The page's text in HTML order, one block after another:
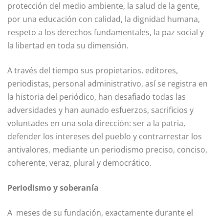
protección del medio ambiente, la salud de la gente,
por una educación con calidad, la dignidad humana,
respeto a los derechos fundamentales, la paz social y
la libertad en toda su dimensión.
A través del tiempo sus propietarios, editores,
periodistas, personal administrativo, así se registra en
la historia del periódico, han desafiado todas las
adversidades y han aunado esfuerzos, sacrificios y
voluntades en una sola dirección: ser a la patria,
defender los intereses del pueblo y contrarrestar los
antivalores, mediante un periodismo preciso, conciso,
coherente, veraz, plural y democrático.
Periodismo y soberanía
A meses de su fundación, exactamente durante el